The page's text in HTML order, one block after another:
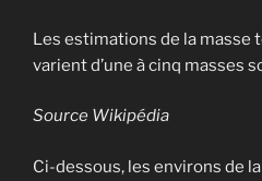
Les estimations de la masse
varient d’une à cinq masses
Source Wikipédia
Ci-dessous, les environs de